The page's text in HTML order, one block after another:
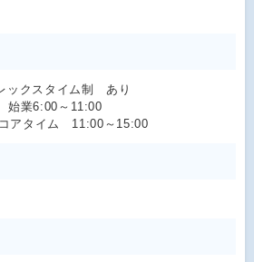
クスタイム制 あり
始業6:00～11:00
アタイム 11:00～15:00